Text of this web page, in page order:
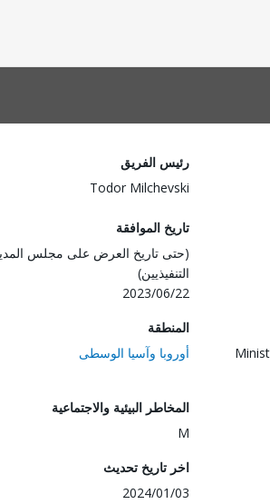
رئيس الفريق
Todor Milchevski
تاريخ الموافقة
(حتى تاريخ العرض على مجلس
التنفيذيين)
2023/06/22
المنطقة
أوروبا وآسيا الوسطى
المخاطر البيئية والاجتماعية
M
اخر تاريخ تحديث
2024/01/03